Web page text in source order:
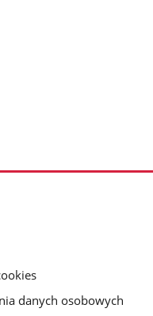
danych osobowych